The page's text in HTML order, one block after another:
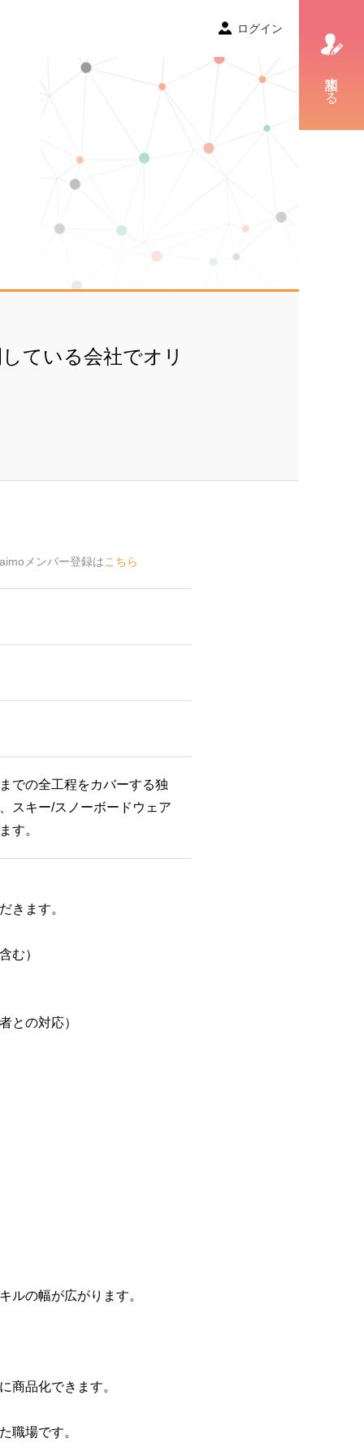
ログイン
相談する
ている会社でオリ
メンバー登録はこちら
での全工程をカバーする独
スキー/スノーボードウェア
す。
きます。
む）
との対応）
ルの幅が広がります。
商品化できます。
職場です。